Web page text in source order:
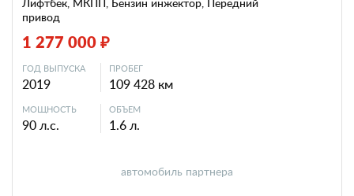
привод
1 277 000 ₽
ГОД ВЫПУСКА
2019
ПРОБЕГ
109 428 км
МОЩНОСТЬ
90 л.с.
ОБЪЕМ
1.6 л.
автомобиль партнера